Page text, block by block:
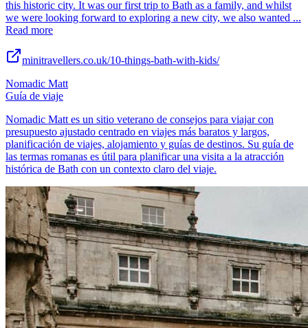
this historic city. It was our first trip to Bath as a family, and whilst
we were looking forward to exploring a new city, we also wanted ...
Read more
minitravellers.co.uk/10-things-bath-with-kids/
Nomadic Matt
Guía de viaje
Nomadic Matt es un sitio veterano de consejos para viajar con
presupuesto ajustado centrado en viajes más baratos y largos,
planificación de viajes, alojamiento y guías de destinos. Su guía de
las termas romanas es útil para planificar una visita a la atracción
histórica de Bath con un contexto claro del viaje.